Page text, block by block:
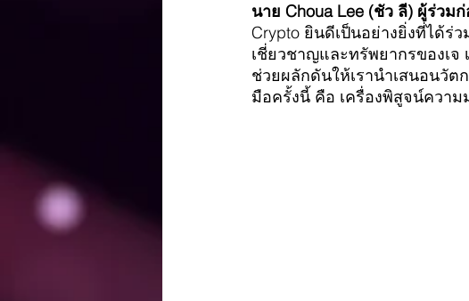
นาย Choua Lee (ชัว ลี) ผู้ร่วม
Crypto ยินดีเป็นอย่างยิ่งที่ได้ร่
เชี่ยวชาญและทรัพยากรของเจ
ช่วยผลักดันให้เรานำเสนอนวั
มือครั้งนี้ คือ เครื่องพิสูจน์ควา